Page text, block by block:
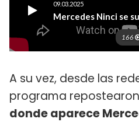
A su vez, desde las
programa repostearon
donde aparece